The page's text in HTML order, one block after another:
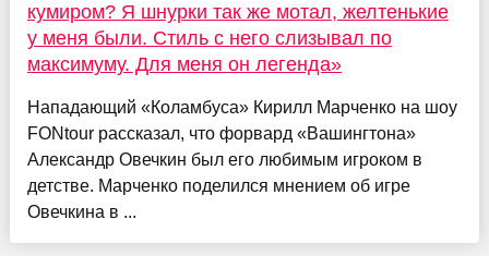
кумиром? Я шнурки так же мотал, желтенькие
у меня были. Стиль с него слизывал по
максимуму. Для меня он легенда»
Нападающий «Коламбуса» Кирилл Марченко на шоу
FONtour рассказал, что форвард «Вашингтона»
Александр Овечкин был его любимым игроком в
детстве. Марченко поделился мнением об игре
Овечкина в ...